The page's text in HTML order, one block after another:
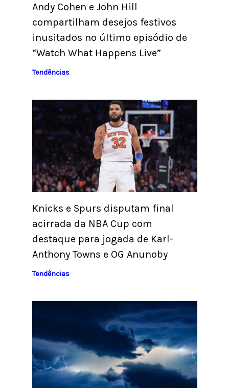
Andy Cohen e John Hill
compartilham desejos festivos
inusitados no último episódio de
“Watch What Happens Live”
Tendências
Knicks e Spurs disputam final
acirrada da NBA Cup com
destaque para jogada de Karl-
Anthony Towns e OG Anunoby
Tendências